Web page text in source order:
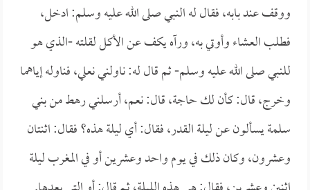
ووقف عند بابه، فقال له النبي صلى الله عليه وسلم: ادخل،
فطلب العشاء وأوتي به، ورآه يكف عن الأكل لقلته -الذي هو
للنبي صلى الله عليه وسلم- ثم قال له: ناولني نعلي، فناوله إياهما
وخرج، قال: كأن لك حاجة، قال: نعم، أرسلني رهط من بني
سلمة يسألون عن ليلة القدر، فقال: أي ليلة هذه؟ فقال: اثنتان
وعشرون، وكان ذلك في يوم واحد وعشرين أو في المغرب ليلة